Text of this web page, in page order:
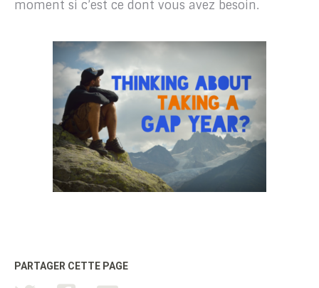
moment si c’est ce dont vous avez besoin.
PARTAGER CETTE PAGE